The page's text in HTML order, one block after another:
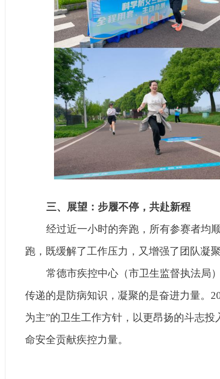
三、展望：步履不停，共赴新程
经过近一小时的奔跑，所有参赛者均
跑，既缓解了工作压力，又增强了团队凝
常德市疾控中心（市卫生监督执法局
传递的是防病知识，凝聚的是奋进力量。
为主”的卫生工作方针，以更昂扬的斗志
命安全贡献疾控力量。